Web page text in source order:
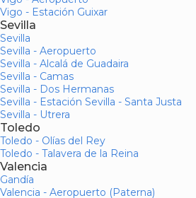
Vigo - Estación Guixar
Sevilla
Sevilla
Sevilla - Aeropuerto
Sevilla - Alcalá de Guadaira
Sevilla - Camas
Sevilla - Dos Hermanas
Sevilla - Estación Sevilla - Santa Justa
Sevilla - Utrera
Toledo
Toledo - Olías del Rey
Toledo - Talavera de la Reina
Valencia
Gandía
Valencia - Aeropuerto (Paterna)